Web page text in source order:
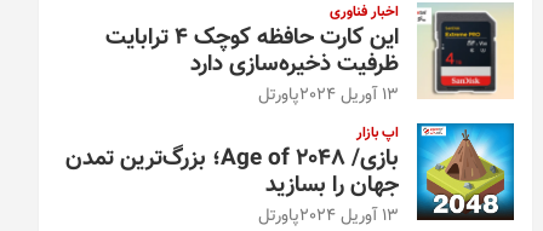
اخبار فناوری
این کارت حافظه کوچک ۴ ترابایت
ظرفیت ذخیره‌سازی دارد
13 آوریل 2024 پاورتل
اپ بازار
بازی/ Age of 2048؛ بزرگ‌ترین تمدن
جهان را بسازید
13 آوریل 2024 پاورتل